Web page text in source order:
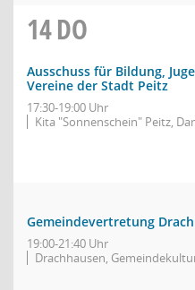
14DO
Ausschuss für Bildung,
Vereine der Stadt Peitz
17:30-19:00 Uhr
Kita "Sonnenschein" Peitz,
Gemeindevertretung
19:00-21:40 Uhr
Drachhausen,